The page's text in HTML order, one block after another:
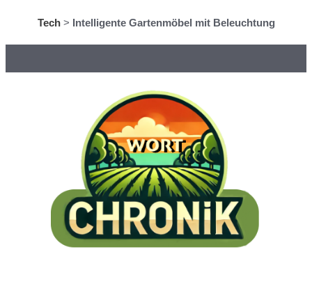
Tech> Intelligente Gartenmöbel mit Beleuchtung